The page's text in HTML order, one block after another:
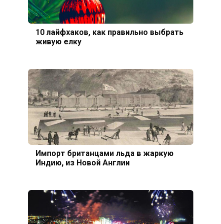
10 лайфхаков, как правильно выбрать
живую елку
Импорт британцами льда в жаркую
Индию, из Новой Англии